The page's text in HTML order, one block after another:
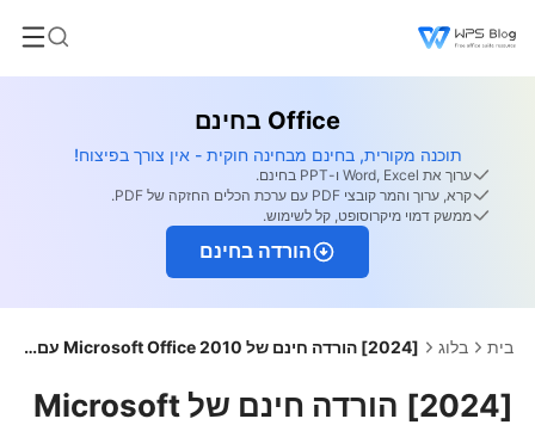
Office בחינם
תוכנה מקורית, בחינם מבחינה חוקית - אין צורך בפיצוח!
ערוך את Word, Excel ו-PPT בחינם.
קרא, ערוך והמר קובצי PDF עם ערכת הכלים החזקה של PDF.
ממשק דמוי מיקרוסופט, קל לשימוש.
הורדה בחינם
בית בלוג [2024] הורדה חינם של Microsoft Office 2010 עם מפתח מוצר
[2024] הורדה חינם של Microsoft